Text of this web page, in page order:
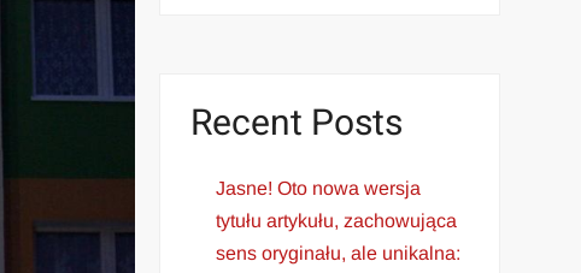
Recent Posts
Jasne! Oto nowa wersja
tytułu artykułu, zachowująca
sens oryginału, ale unikalna: